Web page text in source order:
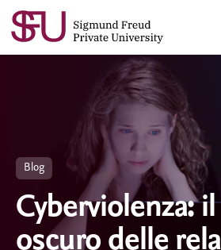
Blog
Cyberviolenza:
oscuro delle